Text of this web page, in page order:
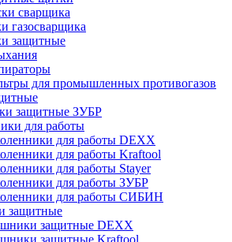
сварщика
газосварщика
защитные
для промышленных противогазов
защитные ЗУБР
для работы
для работы DEXX
для работы Kraftool
для работы Stayer
для работы ЗУБР
для работы СИБИН
защитные
защитные DEXX
защитные Kraftool